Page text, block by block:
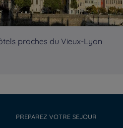
proches du Vieux-Lyon
PREPAREZ VOTRE SEJOUR